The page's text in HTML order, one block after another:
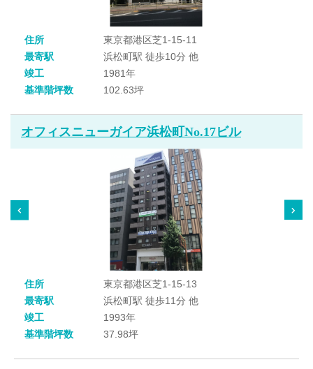
住所
東京都港区芝1-15-11
最寄駅
浜松町駅 徒歩10分 他
竣工
1981年
基準階坪数
102.63坪
オフィスニューガイア浜松町No.17ビル
住所
東京都港区芝1-15-13
最寄駅
浜松町駅 徒歩11分 他
竣工
1993年
基準階坪数
37.98坪